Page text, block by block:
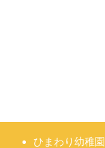
ひまわり幼稚園